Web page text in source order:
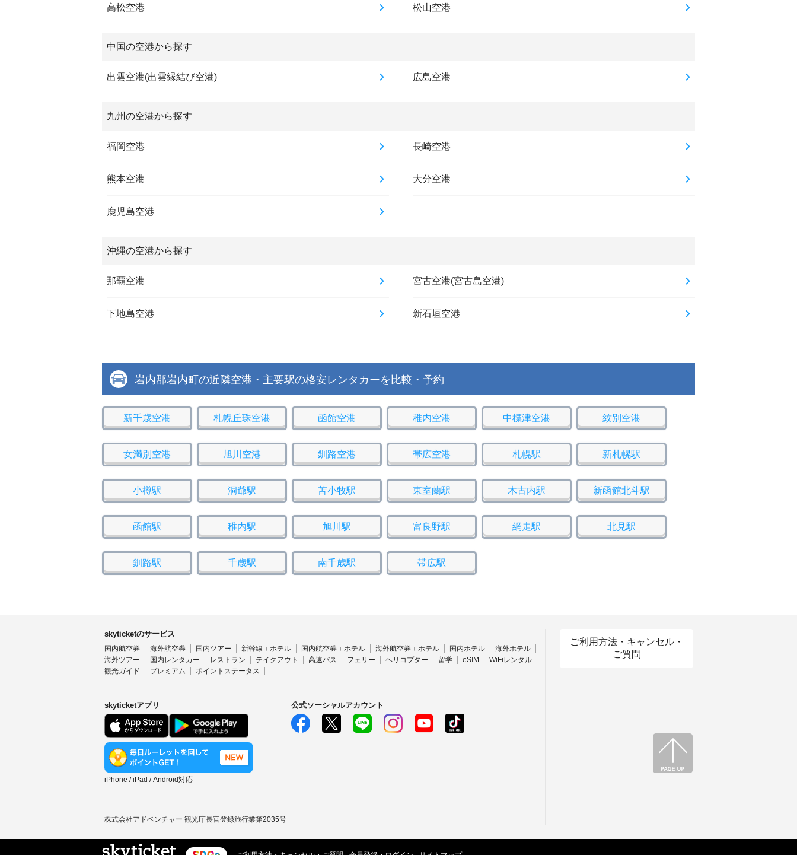
高松空港 松山空港
中国の空港から探す
出雲空港(出雲縁結び空港) 広島空港
九州の空港から探す
福岡空港 長崎空港
熊本空港 大分空港
鹿児島空港
沖縄の空港から探す
那覇空港 宮古空港(宮古島空港)
下地島空港 新石垣空港
岩内郡岩内町の近隣空港・主要駅の格安レンタカーを比較・予約
新千歳空港 札幌丘珠空港 函館空港 稚内空港 中標津空港 紋別空港
女満別空港 旭川空港 釧路空港 帯広空港 札幌駅 新札幌駅
小樽駅 洞爺駅 苫小牧駅 東室蘭駅 木古内駅 新函館北斗駅
函館駅 稚内駅 旭川駅 富良野駅 網走駅 北見駅
釧路駅 千歳駅 南千歳駅 帯広駅